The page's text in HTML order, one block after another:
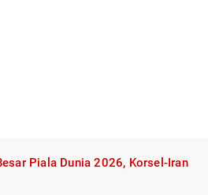
Piala Dunia 2026, Korsel-Iran